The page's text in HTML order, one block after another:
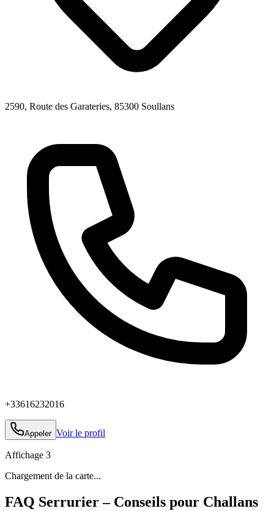
2590, Route des Garateries, 85300 Soullans
+33616232016
Appeler Voir le profil
Affichage 3
Chargement de la carte...
FAQ Serrurier – Conseils pour Challans